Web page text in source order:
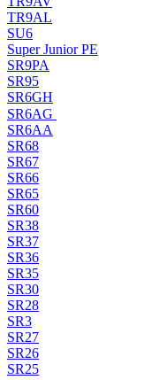
TR9AL
SU6
Super Junior PE
SR9PA
SR95
SR6GH
SR6AG
SR6AA
SR68
SR67
SR66
SR65
SR60
SR38
SR37
SR36
SR35
SR30
SR28
SR3
SR27
SR26
SR25